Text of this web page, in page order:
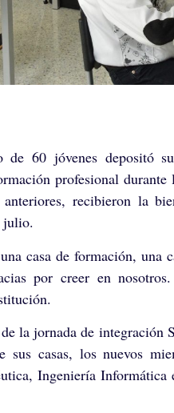
60 jóvenes depositó
profesional durante
recibieron la
julio.
casa de formación, una
por creer en
la jornada de integración
casas, los nuevos
Ingeniería